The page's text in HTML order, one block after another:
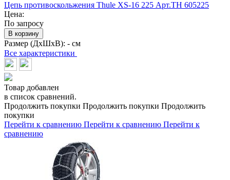
Цепь противоскольжения Thule XS-16 225 Арт.TH 605225
Цена:
По запросу
В корзину
Размер (ДхШхВ): - см
Все характеристики
Товар добавлен
в список сравнений.
Продолжить покупки Продолжить покупки Продолжить
покупки
Перейти к сравнению Перейти к сравнению Перейти к
сравнению